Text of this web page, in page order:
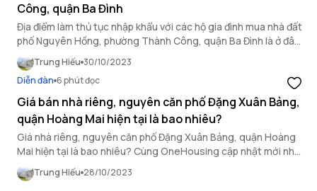
Công, quận Ba Đình
Địa điểm làm thủ tục nhập khẩu với các hộ gia đình mua nhà đất
phố Nguyên Hồng, phường Thành Công, quận Ba Đình là ở đâu?
Tham khảo ngay sau đây!
Trung Hiếu 30/10/2023
Diễn đàn 6 phút đọc
Giá bán nhà riêng, nguyên căn phố Đặng Xuân Bảng,
quận Hoàng Mai hiện tại là bao nhiêu?
Giá nhà riêng, nguyên căn phố Đặng Xuân Bảng, quận Hoàng
Mai hiện tại là bao nhiêu? Cùng OneHousing cập nhật mới nhất
giá bất động sản quận Hoàng Mai qua bài viết sau.
Trung Hiếu 28/10/2023